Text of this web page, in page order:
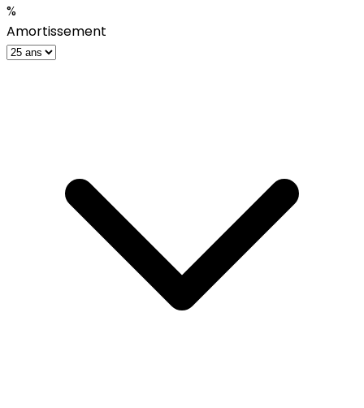
%
Amortissement